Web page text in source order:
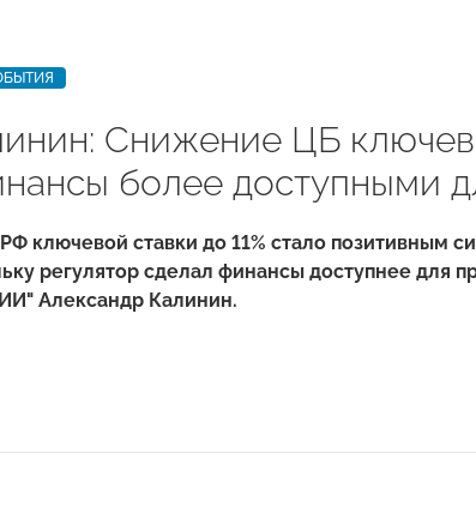
Снижение ЦБ
более доступными
ключевой ставки до 11% стало позитивным
регулятор сделал финансы доступнее для
Александр Калинин.